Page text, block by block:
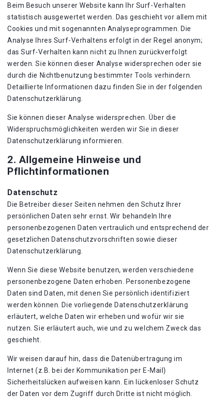
Beim Besuch unserer Website kann Ihr Surf-Verhalten
statistisch ausgewertet werden. Das geschieht vor allem mit
Cookies und mit sogenannten Analyseprogrammen. Die
Analyse Ihres Surf-Verhaltens erfolgt in der Regel anonym;
das Surf-Verhalten kann nicht zu Ihnen zurückverfolgt
werden. Sie können dieser Analyse widersprechen oder sie
durch die Nichtbenutzung bestimmter Tools verhindern.
Detaillierte Informationen dazu finden Sie in der folgenden
Datenschutzerklärung.
Sie können dieser Analyse widersprechen. Über die
Widerspruchsmöglichkeiten werden wir Sie in dieser
Datenschutzerklärung informieren.
2. Allgemeine Hinweise und
Pflichtinformationen
Datenschutz
Die Betreiber dieser Seiten nehmen den Schutz Ihrer
persönlichen Daten sehr ernst. Wir behandeln Ihre
personenbezogenen Daten vertraulich und entsprechend der
gesetzlichen Datenschutzvorschriften sowie dieser
Datenschutzerklärung.
Wenn Sie diese Website benutzen, werden verschiedene
personenbezogene Daten erhoben. Personenbezogene
Daten sind Daten, mit denen Sie persönlich identifiziert
werden können. Die vorliegende Datenschutzerklärung
erläutert, welche Daten wir erheben und wofür wir sie
nutzen. Sie erläutert auch, wie und zu welchem Zweck das
geschieht.
Wir weisen darauf hin, dass die Datenübertragung im
Internet (z.B. bei der Kommunikation per E-Mail)
Sicherheitslücken aufweisen kann. Ein lückenloser Schutz
der Daten vor dem Zugriff durch Dritte ist nicht möglich.